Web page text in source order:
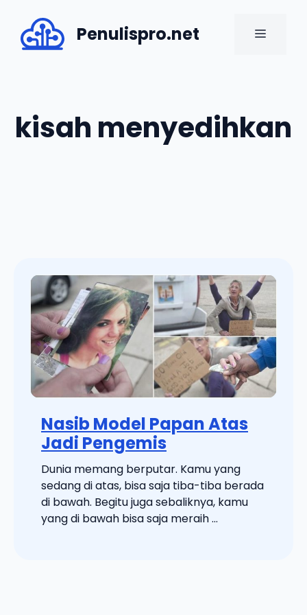
content
Penulispro.net MENU
kisah menyedihkan
Nasib Model Papan Atas
Jadi Pengemis
Dunia memang berputar. Kamu yang
sedang di atas, bisa saja tiba-tiba berada
di bawah. Begitu juga sebaliknya, kamu
yang di bawah bisa saja meraih ...